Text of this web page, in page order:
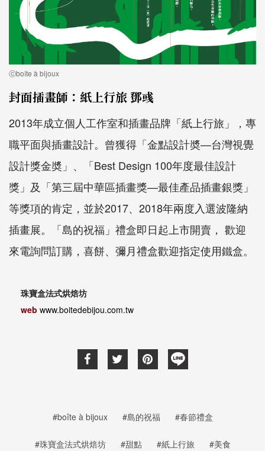
ⓒboîte à bijoux
封面插畫師：紙上行旅 鄧彧
2013年成立個人工作室和插畫品牌「紙上行旅」，專
職平面與插畫設計。曾獲得「金點設計奬—台灣視覺
設計獎金奬」、「Best Design 100年度最佳設計
獎」及「第三屆中華區插畫獎—最佳產品插畫銀獎」
等獎項的肯定，並於2017、2018年兩度入選波隆納
插畫展。「島的祝福」禮盒即日起上市開賣， 歡迎
來電詢問訂購，喜餅、彌月禮盒歡迎指定使用鐵盒。
珠寶盒法式烘焙坊
web www.boitedebijou.com.tw
#boîte à bijoux #島的祝福 #春節禮盒
#珠寶盒法式烘焙坊 #甜點 #紙上行旅 #美食